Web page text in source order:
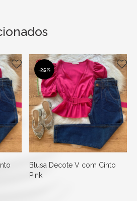
-25%
Blusa Decote V com Cinto
Pink